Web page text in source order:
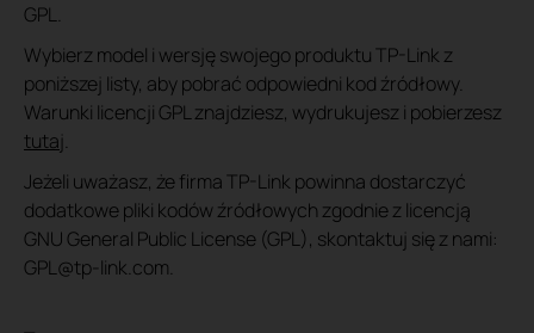
GPL.
Wybierz model i wersję swojego produktu TP-Link z
poniższej listy, aby pobrać odpowiedni kod źródłowy.
Warunki licencji GPL znajdziesz, wydrukujesz i pobierzesz
tutaj.
Jeżeli uważasz, że firma TP-Link powinna dostarczyć
dodatkowe pliki kodów źródłowych zgodnie z licencją
GNU General Public License (GPL), skontaktuj się z nami:
GPL@tp-link.com.